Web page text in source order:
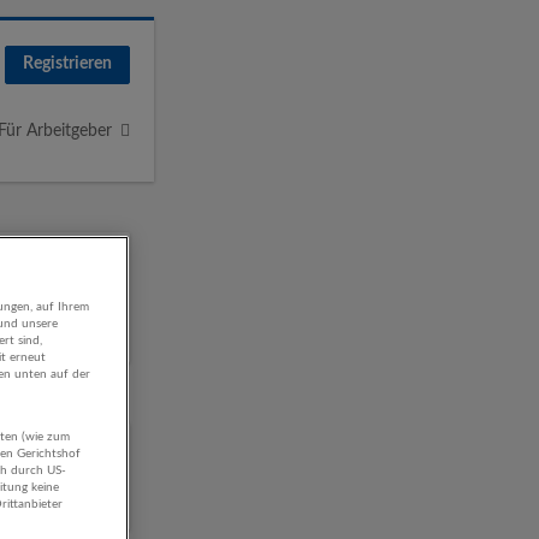
Registrieren
Für Arbeitgeber
auf Ihrem
unsere
sind,
erneut
unten auf der
(wie zum
Gerichtshof
durch US-
keine